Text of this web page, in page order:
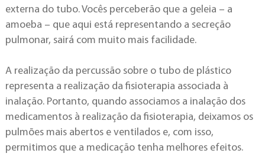
externa do tubo. Vocês perceberão que a geleia – a
amoeba – que aqui está representando a secreção
pulmonar, sairá com muito mais facilidade.
A realização da percussão sobre o tubo de plástico
representa a realização da fisioterapia associada à
inalação. Portanto, quando associamos a inalação dos
medicamentos à realização da fisioterapia, deixamos os
pulmões mais abertos e ventilados e, com isso,
permitimos que a medicação tenha melhores efeitos.